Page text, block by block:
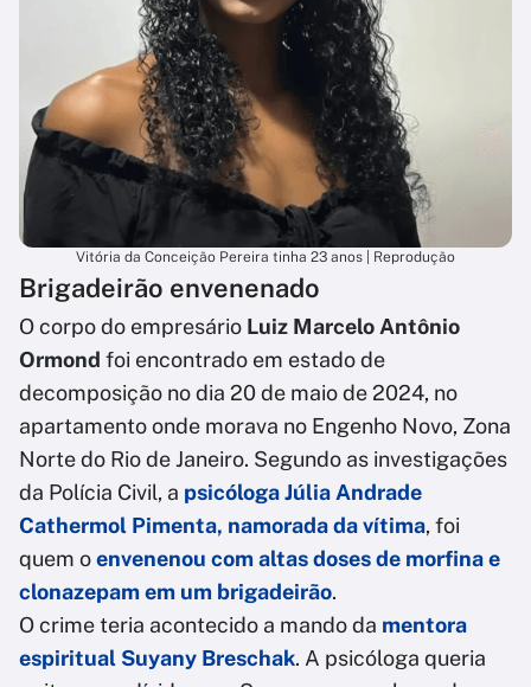
Vitória da Conceição Pereira tinha 23 anos | Reprodução
Brigadeirão envenenado
O corpo do empresário Luiz Marcelo Antônio
Ormond foi encontrado em estado de
decomposição no dia 20 de maio de 2024, no
apartamento onde morava no Engenho Novo, Zona
Norte do Rio de Janeiro. Segundo as investigações
da Polícia Civil, a psicóloga Júlia Andrade
Cathermol Pimenta, namorada da vítima, foi
quem oenvenenou com altas doses de morfina e
clonazepam em um brigadeirão.
O crime teria acontecido a mando da mentora
espiritual Suyany Breschak. A psicóloga queria